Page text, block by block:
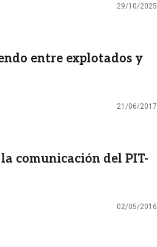
29/10/2025
entre explotados y
21/06/2017
comunicación del PIT-
02/05/2016